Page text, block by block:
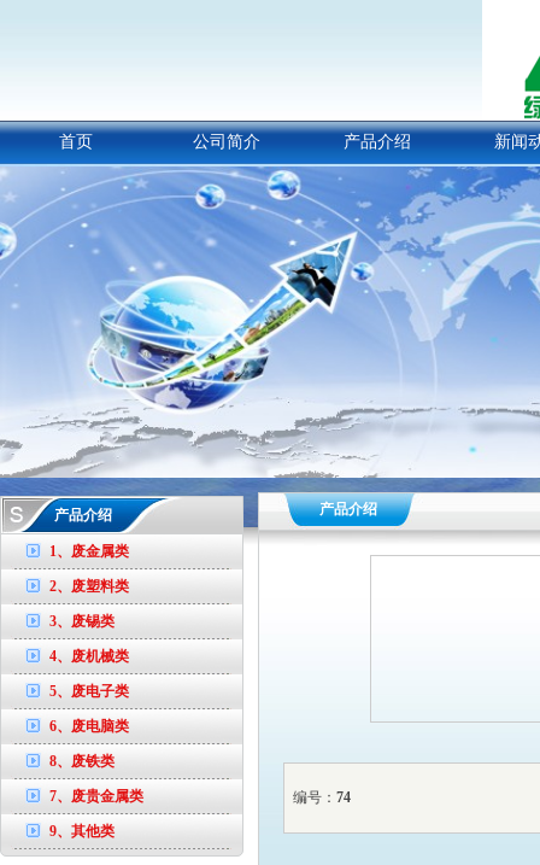
首页 公司简介 产品介绍 新闻
产品介绍
1、废金属类
2、废塑料类
3、废锡类
4、废机械类
5、废电子类
6、废电脑类
8、废铁类
7、废贵金属类
9、其他类
产品介绍
编号： 74